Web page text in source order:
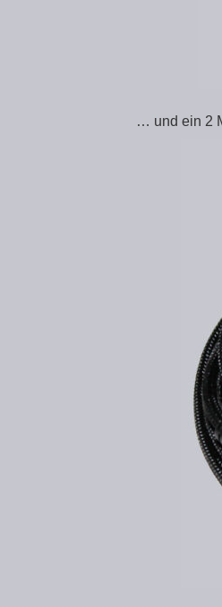
… und ein 2